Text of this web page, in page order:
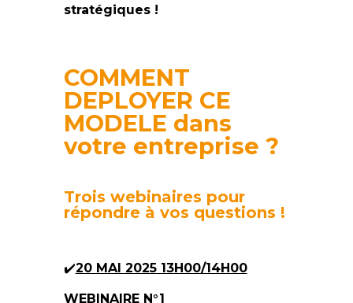
stratégiques !
COMMENT
DEPLOYER CE
MODELE dans
votre entreprise ?
Trois webinaires pour
répondre à vos questions !
✔️20 MAI 2025 13H00/14H00
WEBINAIRE N°1